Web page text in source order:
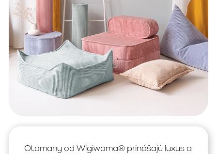
Otomany od Wigiwama® prinášajú luxus a